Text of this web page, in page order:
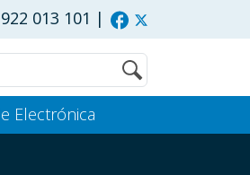
013 101 |
Buscar
Electrónica